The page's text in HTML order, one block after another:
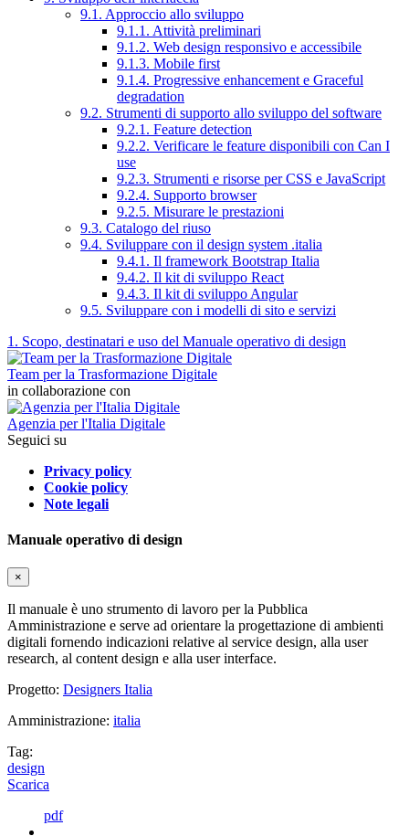
9.1. Approccio allo sviluppo
9.1.1. Attività preliminari
9.1.2. Web design responsivo e accessibile
9.1.3. Mobile first
9.1.4. Progressive enhancement e Graceful
degradation
9.2. Strumenti di supporto allo sviluppo del software
9.2.1. Feature detection
9.2.2. Verificare le feature disponibili con Can I
use
9.2.3. Strumenti e risorse per CSS e JavaScript
9.2.4. Supporto browser
9.2.5. Misurare le prestazioni
9.3. Catalogo del riuso
9.4. Sviluppare con il design system .italia
9.4.1. Il framework Bootstrap Italia
9.4.2. Il kit di sviluppo React
9.4.3. Il kit di sviluppo Angular
9.5. Sviluppare con i modelli di sito e servizi
1. Scopo, destinatari e uso del Manuale operativo di design
Team per la Trasformazione Digitale
in collaborazione con
Agenzia per l'Italia Digitale
Seguici su
Privacy policy
Cookie policy
Note legali
Manuale operativo di design
×
Il manuale è uno strumento di lavoro per la Pubblica
Amministrazione e serve ad orientare la progettazione di ambienti
digitali fornendo indicazioni relative al service design, alla user
research, al content design e alla user interface.
Progetto: Designers Italia
Amministrazione: italia
Tag:
design
Scarica
pdf